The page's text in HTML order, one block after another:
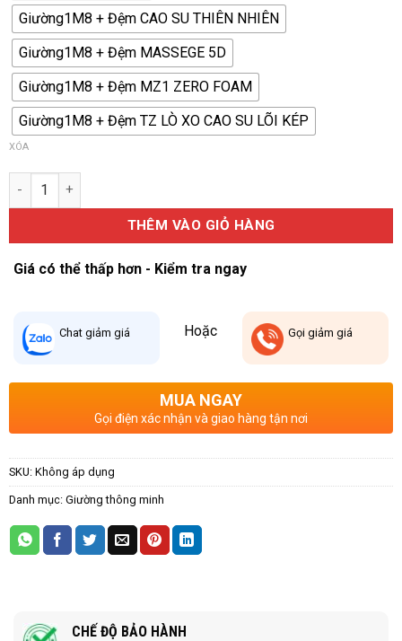
Giường1M8 + Đệm CAO SU THIÊN NHIÊN
Giường1M8 + Đệm MASSEGE 5D
Giường1M8 + Đệm MZ1 ZERO FOAM
Giường1M8 + Đệm TZ LÒ XO CAO SU LÕI KÉP
XÓA
Giường Điện Thông Minh 8H Pro Max – Tuyệt phẩm công
THÊM VÀO GIỎ HÀNG
Giá có thể thấp hơn - Kiểm tra ngay
Chat giảm giá Hoặc Gọigiảm giá
MUA NGAY
Gọi điện xác nhận và giao hàng tận nơi
SKU: Không áp dụng
Danh mục: Giường thông minh
CHẾ ĐỘ BẢO HÀNH